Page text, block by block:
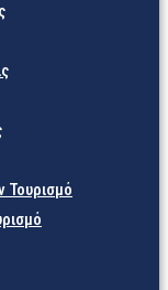
Τουρισμό